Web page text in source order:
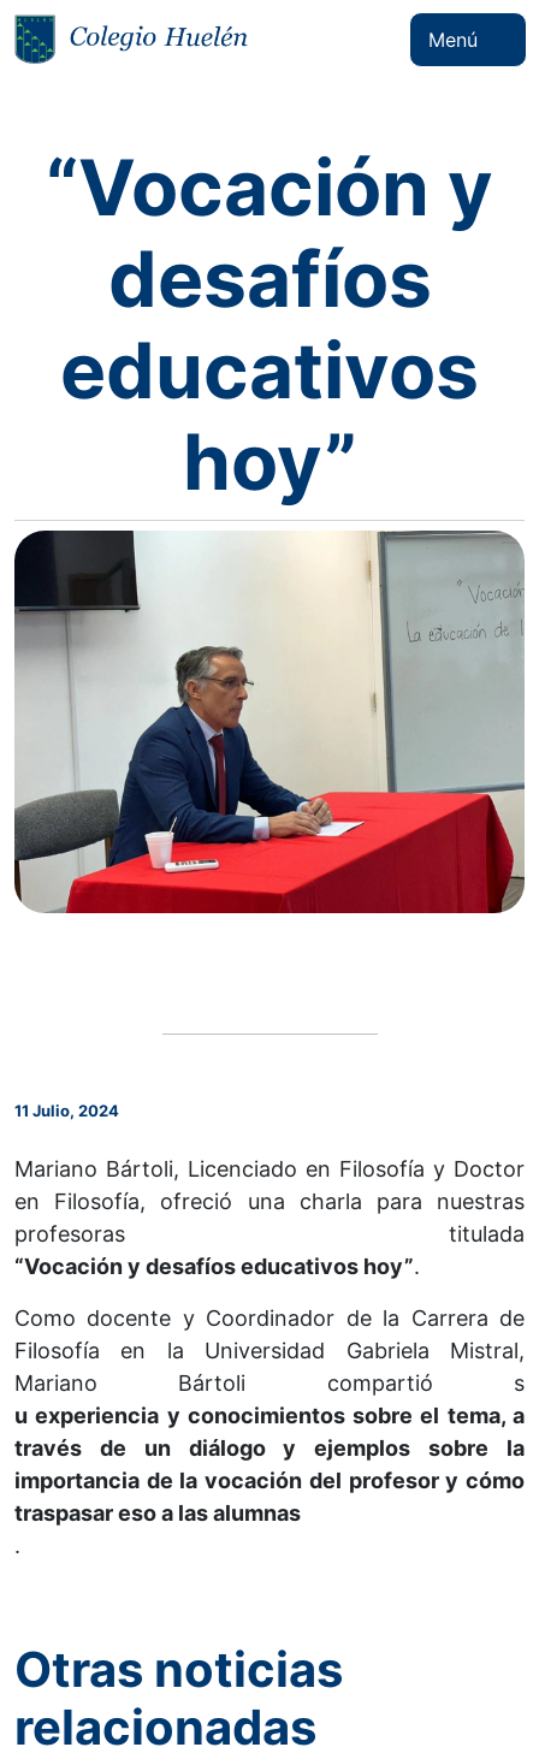
Menú
“Vocación y
desafíos
educativos
hoy”
11 Julio, 2024
Mariano Bártoli, Licenciado en Filosofía y Doctor
en Filosofía, ofreció una charla para nuestras
profesoras titulada
“Vocación y desafíos educativos hoy”.
Como docente y Coordinador de la Carrera de
Filosofía en la Universidad Gabriela Mistral,
Mariano Bártoli compartió s
u experiencia y conocimientos sobre el tema, a
través de un diálogo y ejemplos sobre la
importancia de la vocación del profesor y cómo
traspasar eso a las alumnas
.
Otras noticias
relacionadas